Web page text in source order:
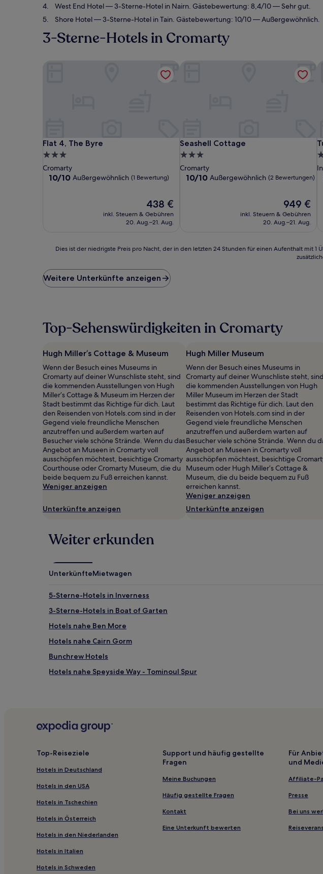
West End Hotel— 3-Sterne-Hotel in Nairn. Gästebewertung: 8,4/10 — Sehr gut.
Shore Hotel— 3-Sterne-Hotel in Tain. Gästebewertung: 10/10 — Außergewöhnlich.
3-Sterne-Hotels in Cromarty
Flat 4, The Byre
Flat 4, The Byre
3.0-
Sterne-
Unterkunft
Cromarty
10.0
10/10 Außergewöhnlich (1 Bewertung)
Der
Preis
beträgt
438 €
inkl. Steuern & Gebühren
20. Aug.–21. Aug.
Seashell Cottage
Seashell Cottage
3.0-
Sterne-
Unterkunft
Cromarty
10.0
10/10 Außergewöhnlich (2 Bewertungen)
Der
Preis
beträgt
949 €
inkl. Steuern & Gebühren
20. Aug.–21. Aug.
der
niedrigste
Preis
in
den
24 Stunden
für
einen
Aufenthalt
mit
1 Übernachtung
von
2 Erwachsenen
gefunden
wurde.
Preise
und
Verfügbarkeiten
können
sich
ändern.
können
zusätzliche
gelten.
Dies ist der niedrigste Preis pro Nacht, der in den letzten 24 Stunden für einen Aufenthalt mit
Weitere Unterkünfte anzeigen
Top-Sehenswürdigkeiten in Cromarty
Hugh Miller’s Cottage & Museum
Wenn der Besuch eines Museums in
Cromarty auf deiner Wunschliste steht, sind
die kommenden Ausstellungen von Hugh
Miller’s Cottage & Museum im Herzen der
Stadt bestimmt das Richtige für dich. Laut
den Reisenden von Hotels.com sind in der
Gegend viele freundliche Menschen
anzutreffen und außerdem warten auf
Besucher viele schöne Strände. Wenn du das
Angebot an Museen in Cromarty voll
ausschöpfen möchtest, besichtige Cromarty
Courthouse oder Cromarty Museum, die du
beide bequem zu Fuß erreichen kannst.
Weniger anzeigen
Unterkünfte anzeigen
Hugh Miller Museum
Wenn der Besuch eines Museums in
Cromarty auf deiner Wunschliste steht, sind
die kommenden Ausstellungen von Hugh
Miller Museum im Herzen der Stadt
bestimmt das Richtige für dich. Laut den
Reisenden von Hotels.com sind in der
Gegend viele freundliche Menschen
anzutreffen und außerdem warten auf
Besucher viele schöne Strände. Wenn du
Angebot an Museen in Cromarty voll
ausschöpfen möchtest, besichtige
Museum oder Hugh Miller’s Cottage &
Museum, die du beide bequem zu Fuß
erreichen kannst.
Weniger anzeigen
Unterkünfte anzeigen
Weiter erkunden
UnterkünfteMietwagen
5-Sterne-Hotels in Inverness
3-Sterne-Hotels in Boat of Garten
Hotels nahe Ben More
Hotels nahe Cairn Gorm
Bunchrew Hotels
Hotels nahe Speyside Way - Tominoul Spur
Dalcross Hotels
Findochty Hotels
Invershin Hotels
Coylumbridge Hotels
Hotels nahe Alladale Wilderness Lodge & Reserve
Top-Reiseziele
Hotels in Deutschland
Hotels in den USA
Hotels in Tschechien
Hotels in Österreich
Hotels in den Niederlanden
Hotels in Italien
Hotels in Schweden
Support und häufig gestellte
Fragen
Meine Buchungen
Häufig gestellte Fragen
Kontakt
Eine Unterkunft bewerten
Für
und
Affiliate-
Presse
Bei uns